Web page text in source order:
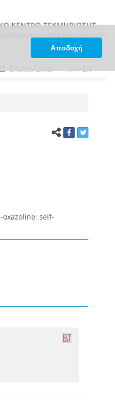
Αποδοχή
Επικοινωνία ΕΛ•EN
self-